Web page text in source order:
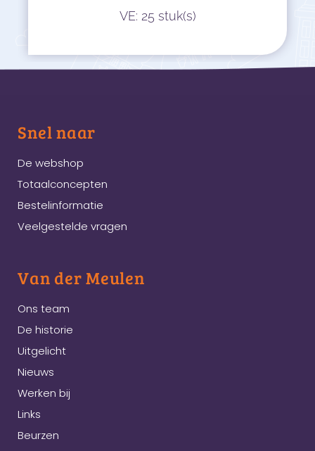
VE: 25 stuk(s)
Snel naar
De webshop
Totaalconcepten
Bestelinformatie
Veelgestelde vragen
Van der Meulen
Ons team
De historie
Uitgelicht
Nieuws
Werken bij
Links
Beurzen